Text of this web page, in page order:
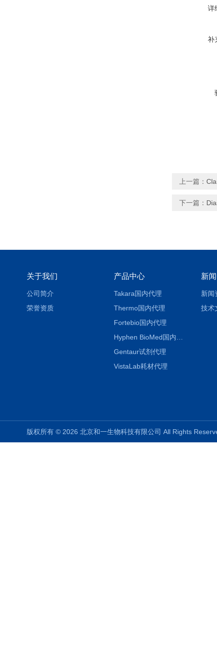
详
补
上一篇：
下一篇：
关于我们
公司简介
荣誉资质
产品中心
Takara国内代理
Thermo国内代理
Fortebio国内代理
Gentaur试剂代理
VistaLab耗材代理
新
新闻
技术
版权所有 © 2026 北京和一生物科技有限公司 All Rights